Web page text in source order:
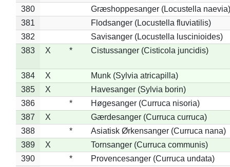
380
Græshoppesanger (Locustella naevia)
381
Flodsanger (Locustella fluviatilis)
382
Savisanger (Locustella luscinioides)
383
X * Cistussanger (Cisticola juncidis)
384 X
Munk (Sylvia atricapilla)
385
X
Havesanger (Sylvia borin)
386
*
Høgesanger (Curruca nisoria)
387
X
Gærdesanger (Curruca curruca)
388
*
Asiatisk Ørkensanger (Curruca nana)
389
X
Tornsanger (Curruca communis)
390
*
Provencesanger (Curruca undata)